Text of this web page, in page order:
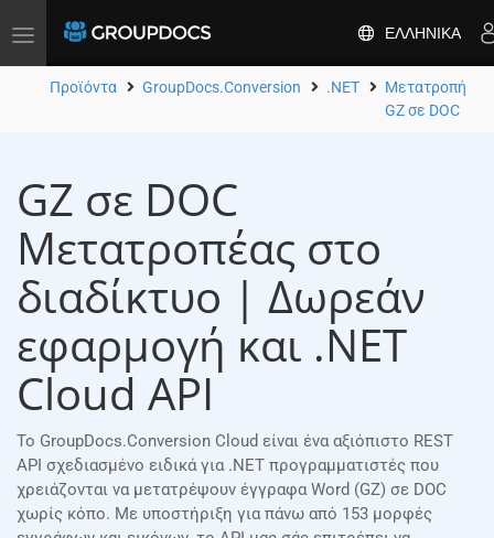
Toggle
ΕΛΛΗΝΙΚΆ
Προϊόντα GroupDocs.Conversion .NET
Μετατροπή
GZ σε DOC
GZ σε DOC
Μετατροπέας στο
διαδίκτυο | Δωρεάν
εφαρμογή και .NET
Cloud API
Το GroupDocs.Conversion Cloud είναι ένα αξιόπιστο REST
API σχεδιασμένο ειδικά για .NET προγραμματιστές που
χρειάζονται να μετατρέψουν έγγραφα Word (GZ) σε DOC
χωρίς κόπο. Με υποστήριξη για πάνω από 153 μορφές